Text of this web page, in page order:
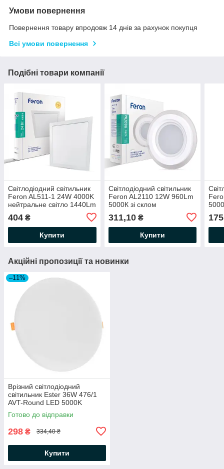
Умови повернення
Повернення товару впродовж 14 днів за рахунок покупця
Всі умови повернення
Подібні товари компанії
Світлодіодний світильник
Feron AL511-1 24W 4000K
нейтральне світло 1440Lm
295x295x16мм
квадратний
404 ₴
Купити
Світлодіодний світильник
Feron AL2110 12W 960Lm
5000К зі склом
Ø160х40мм (LED панель)
круг
311,10₴
Купити
круг
Акційні пропозиції та новинки
–11%
Врізний світлодіодний
світильник Ester 36W 476/1
AVT-Round LED 5000K
3500Lm 225х20мм 36Вт
круглий білий
Готово до відправки
298 ₴ 334,40 ₴
Купити